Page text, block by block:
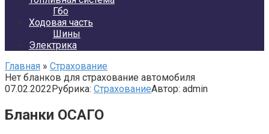
Гбо
Ходовая часть
Шины
Электрика
Главная » Страхование
Нет бланков для страхование автомобиля
07.02.2022Рубрика: СтрахованиеАвтор: admin
Бланки ОСАГО